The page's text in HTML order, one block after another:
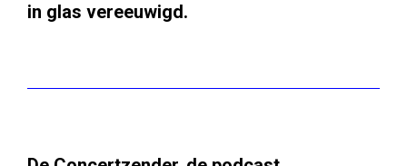
in glas vereeuwigd.